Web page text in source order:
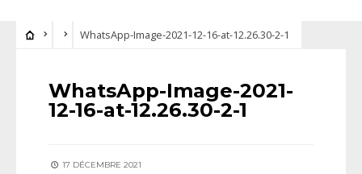
WhatsApp-Image-2021-12-16-at-12.26.30-2-1
WhatsApp-Image-2021-
12-16-at-12.26.30-2-1
17 DÉCEMBRE 2021